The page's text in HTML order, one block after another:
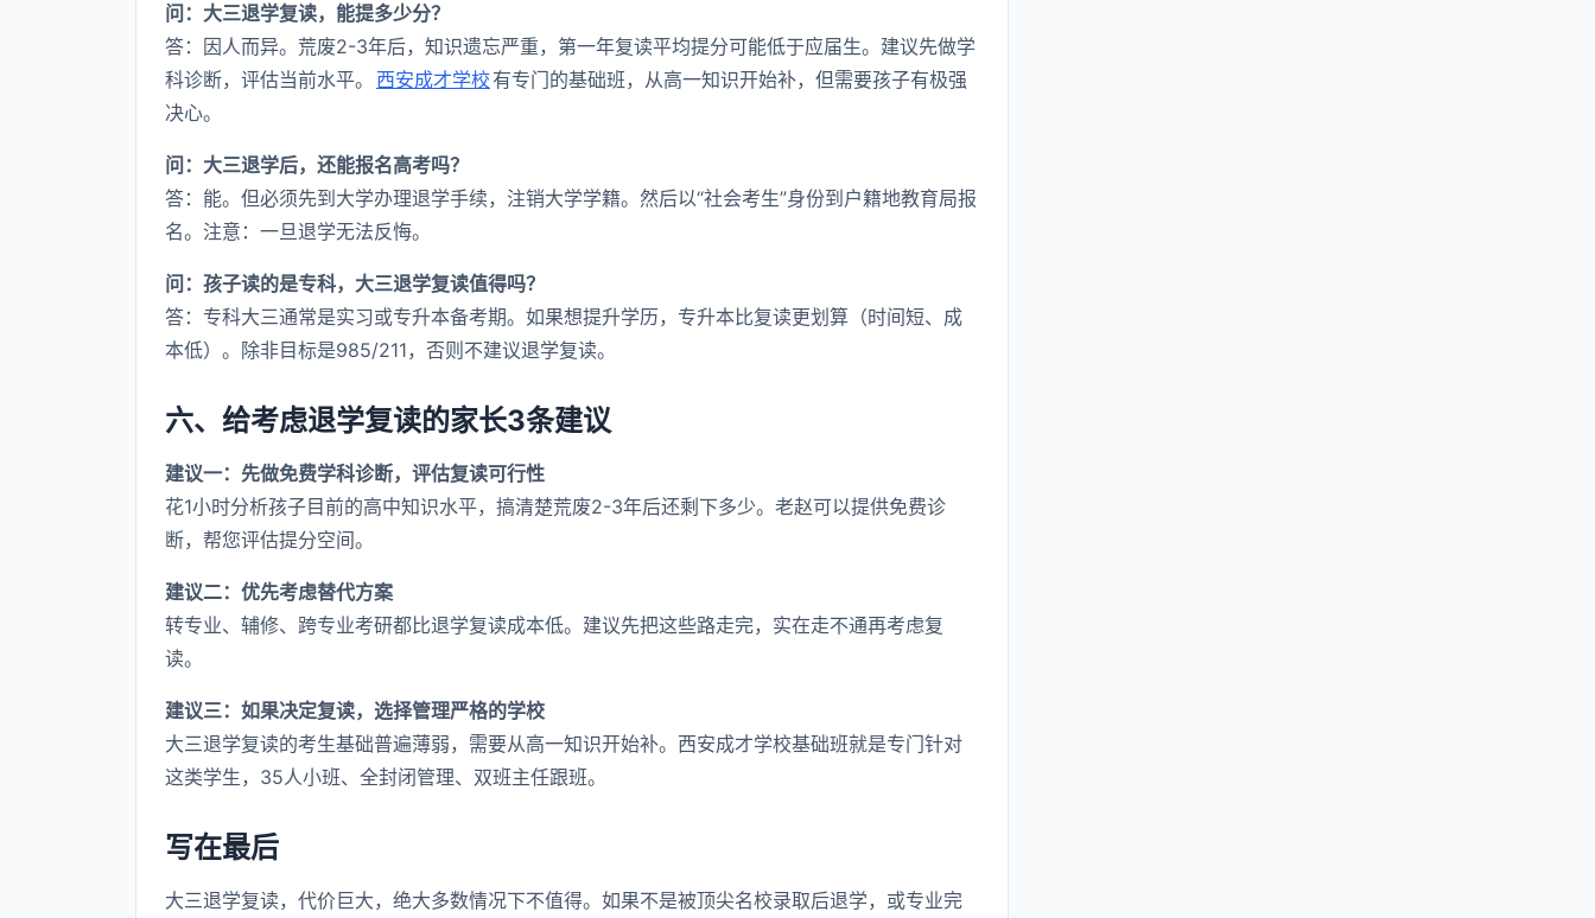
问：大三退学复读，能提多少分？
答：因人而异。荒废2-3年后，知识遗忘严重，第一年复读平均提分可能低于应届生。建议先做学
科诊断，评估当前水平。
西安成才学校有专门的基础班，从高一知识开始补，但需要孩子有极强
决心。
问：大三退学后，还能报名高考吗？
答：能。但必须先到大学办理退学手续，注销大学学籍。然后以“社会考生”身份到户籍地教育局报
名。注意：一旦退学无法反悔。
问：孩子读的是专科，大三退学复读值得吗？
答：专科大三通常是实习或专升本备考期。如果想提升学历，专升本比复读更划算（时间短、成
本低）。除非目标是985/211，否则不建议退学复读。
六、给考虑退学复读的家长3条建议
建议一：先做免费学科诊断，评估复读可行性
花1小时分析孩子目前的高中知识水平，搞清楚荒废2-3年后还剩下多少。老赵可以提供免费诊
断，帮您评估提分空间。
建议二：优先考虑替代方案
转专业、辅修、跨专业考研都比退学复读成本低。建议先把这些路走完，实在走不通再考虑复
读。
建议三：如果决定复读，选择管理严格的学校
大三退学复读的考生基础普遍薄弱，需要从高一知识开始补。西安成才学校基础班就是专门针对
这类学生，35人小班、全封闭管理、双班主任跟班。
写在最后
大三退学复读，代价巨大，绝大多数情况下不值得。如果不是被顶尖名校录取后退学，或专业完